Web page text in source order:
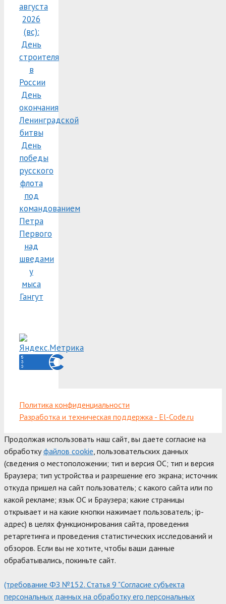
августа
2026
(вс):
День
строителя
в
России
День
окончания
Ленинградской
битвы
День
победы
русского
флота
под
командованием
Петра
Первого
над
шведами
у
мыса
Гангут
Политика конфиденциальности
Разработка и техническая поддержка - El-Code.ru
Продолжая использовать наш сайт, вы даете согласие на
обработкуфайлов cookie , пользовательских данных
(сведения о местоположении; тип и версия ОС; тип и версия
Браузера; тип устройства и разрешение его экрана; источник
откуда пришел на сайт пользователь; с какого сайта или по
какой рекламе; язык ОС и Браузера; какие страницы
открывает и на какие кнопки нажимает пользователь; ip-
адрес) в целях функционирования сайта, проведения
ретаргетинга и проведения статистических исследований и
обзоров. Если вы не хотите, чтобы ваши данные
обрабатывались, покиньте сайт.
(требование ФЗ №152. Статья 9 "Согласие субъекта
персональных данных на обработку его персональных